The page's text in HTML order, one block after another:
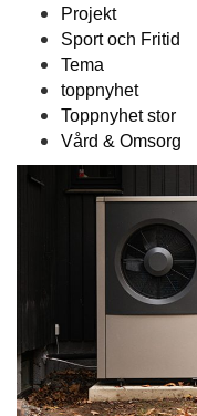
Projekt
Sport och Fritid
Tema
toppnyhet
Toppnyhet stor
Vård & Omsorg